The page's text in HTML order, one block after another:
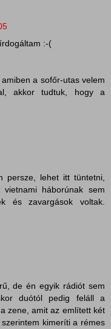
:-(
a sofőr-utas velem
akkor tudtuk, hogy a
persze, lehet itt tüntetni,
háborúnak sem
és zavargások voltak.
de én egyik rádiót sem
duótól pedig feláll a
zene, amit az említett két
kimeríti a rémes